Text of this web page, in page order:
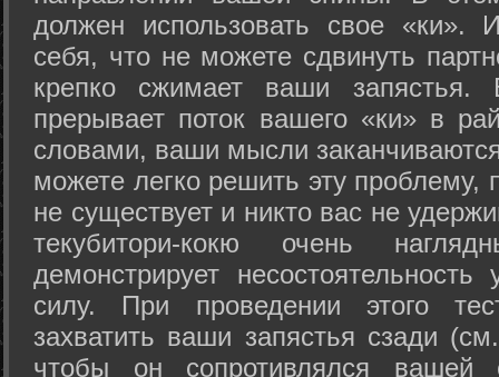
должен использовать свое «ки».
себя, что не можете сдвинуть
крепко сжимает ваши запястья.
прерывает поток вашего «ки» в
словами, ваши мысли
можете легко решить эту проблему,
не существует и никто вас не
текубитори-кокю очень
демонстрирует
силу. При проведении этого
захватить ваши запястья сзади
чтобы он сопротивлялся вашей